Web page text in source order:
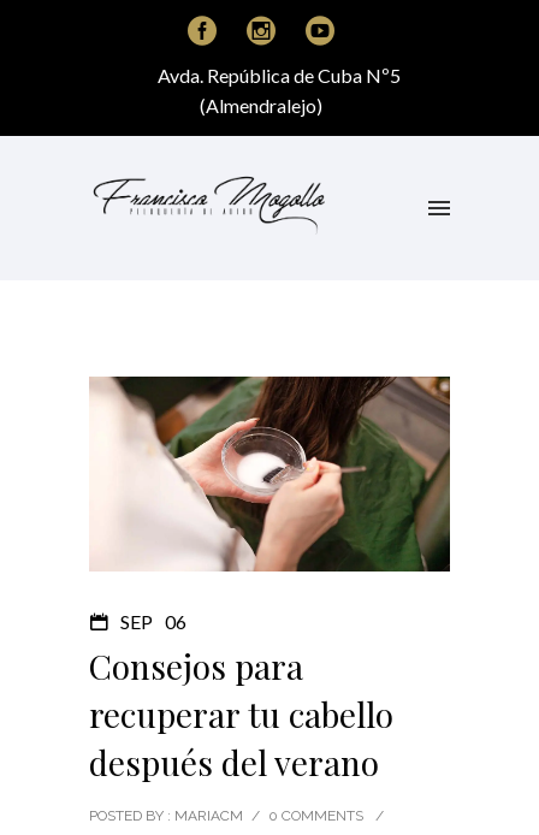
Avda. República de Cuba Nº5
(Almendralejo)
SEP 06
Consejos para
recuperar tu cabello
después del verano
POSTED BY : MARIACM / 0 COMMENTS
/